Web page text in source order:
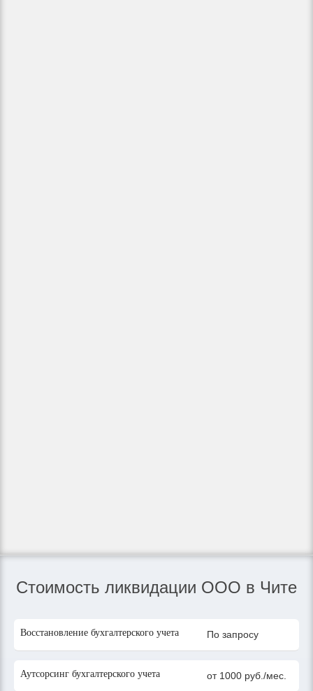
Стоимость ликвидации ООО в Чите
Восстановление бухгалтерского учета По запросу
Аутсорсинг бухгалтерского учета от 1000 руб./мес.